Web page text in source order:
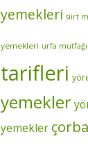
yemekleri siirt
yemekleri urfa mutfağı
tarifleri
yemekler
yemekler